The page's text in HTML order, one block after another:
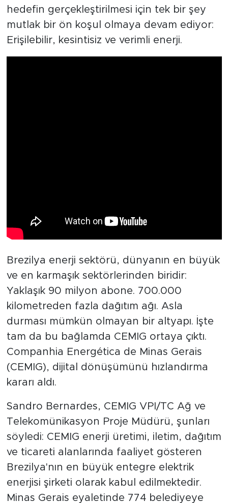
hedefin gerçekleştirilmesi için tek bir şey
mutlak bir ön koşul olmaya devam ediyor:
Erişilebilir, kesintisiz ve verimli enerji.
Brezilya enerji sektörü, dünyanın en büyük
ve en karmaşık sektörlerinden biridir:
Yaklaşık 90 milyon abone. 700.000
kilometreden fazla dağıtım ağı. Asla
durması mümkün olmayan bir altyapı. İşte
tam da bu bağlamda CEMIG ortaya çıktı.
Companhia Energética de Minas Gerais
(CEMIG), dijital dönüşümünü hızlandırma
kararı aldı.
Sandro Bernardes, CEMIG VPI/TC Ağ ve
Telekomünikasyon Proje Müdürü, şunları
söyledi: CEMIG enerji üretimi, iletim, dağıtım
ve ticareti alanlarında faaliyet gösteren
Brezilya'nın en büyük entegre elektrik
enerjisi şirketi olarak kabul edilmektedir.
Minas Gerais eyaletinde 774 belediyeye